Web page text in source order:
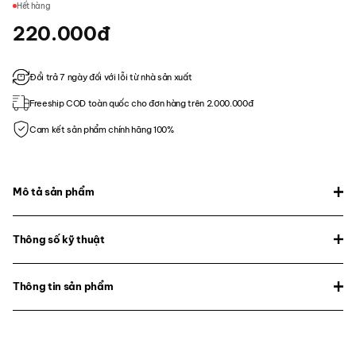
Hết hàng
220.000đ
Đổi trả 7 ngày đối với lỗi từ nhà sản xuất
Freeship COD toàn quốc cho đơn hàng trên 2.000.000đ
Cam kết sản phẩm chính hãng 100%
Mô tả sản phẩm
Thông số kỹ thuật
Thông tin sản phẩm